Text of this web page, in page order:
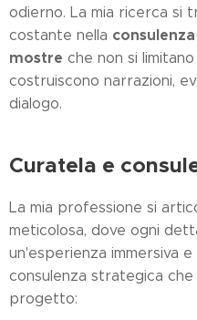
odierno. La mia ricerca si
costante nella
mostre che non si
costruiscono narrazioni,
dialogo.
Curatela e
La mia professione si
meticolosa, dove ogni
un'esperienza immersiva
consulenza strategica
progetto: